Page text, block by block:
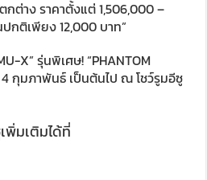
ต่าง ราคาตั้งแต่ 1,506,000 –
กติเพียง 12,000 บาท”
X” รุ่นพิเศษ! “PHANTOM
4 กุมภาพันธ์ เป็นต้นไป ณ โชว์รูมอีซู
พิ่มเติมได้ที่